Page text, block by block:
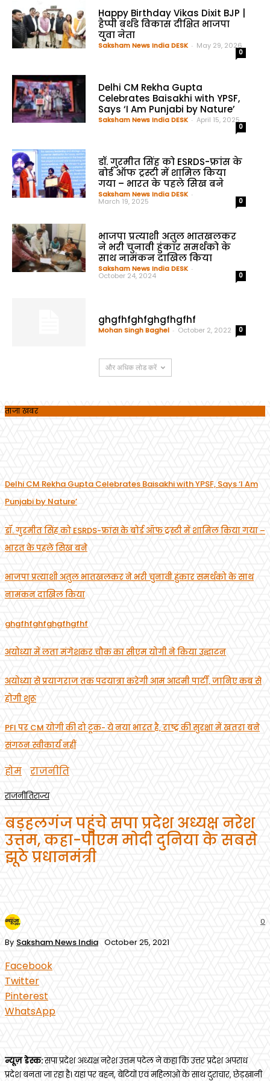
Happy Birthday Vikas Dixit BJP |
हैप्पी बर्थडे विकास दीक्षित भाजपा
युवा नेता
Saksham News India DESK - May 29, 2026
0
Delhi CM Rekha Gupta
Celebrates Baisakhi with YPSF,
Says ‘I Am Punjabi by Nature’
Saksham News India DESK - April 15, 2025
0
डॉ. गुरमीत सिंह को ESRDS-फ्रांस के
बोर्ड ऑफ ट्रस्टी में शामिल किया
गया – भारत के पहले सिख बने
Saksham News India DESK -
March 19, 2025 0
भाजपा प्रत्याशी अतुल भातखलकर
ने भरी चुनावी हुंकार समर्थको के
साथ नामंकन दाखिल किया
Saksham News India DESK -
October 24, 2024 0
ghgfhfghfghgfhgfhf
Mohan Singh Baghel - October 2, 2022 0
और अधिक लोड करें